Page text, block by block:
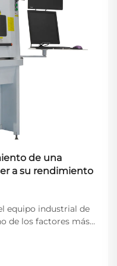
de una
a su rendimiento
equipo industrial de
de los factores más
de fabricación
invierten en